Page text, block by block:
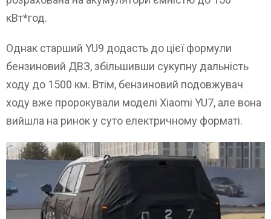
кВт*год.
Однак старший YU9 додасть до цієї формули
бензиновий ДВЗ, збільшивши сукупну дальність
ходу до 1500 км. Втім, бензиновий подовжувач
ходу вже пророкували моделі Xiaomi YU7, але вона
вийшла на ринок у суто електричному форматі.